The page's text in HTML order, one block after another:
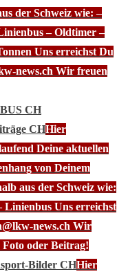
der Schweiz wie: –
– Oldtimer –
Uns erreichst Du
news.ch Wir freuen
CH
CHHier
Deine aktuellen
von Deinem
aus der Schweiz wie:
Linienbus Uns erreichst
news.ch Wir
oder Beitrag!
Bilder CHHier